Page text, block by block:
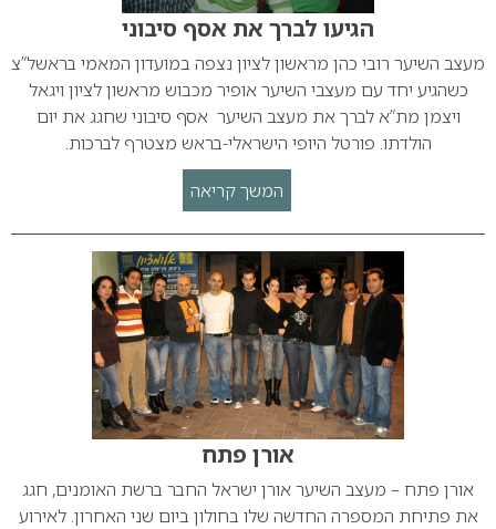
הגיעו לברך את אסף סיבוני
מעצב השיער רובי כהן מראשון לציון נצפה במועדון המאמי בראשל”צ
כשהגיע יחד עם מעצבי השיער אופיר מכבוש מראשון לציון ויגאל
ויצמן מת”א לברך את מעצב השיער אסף סיבוני שחגג את יום
הולדתו. פורטל היופי הישראלי-בראש מצטרף לברכות.
המשך קריאה
אורן פתח
אורן פתח – מעצב השיער אורן ישראל החבר ברשת האומנים, חגג
את פתיחת המספרה החדשה שלו בחולון ביום שני האחרון. לאירוע